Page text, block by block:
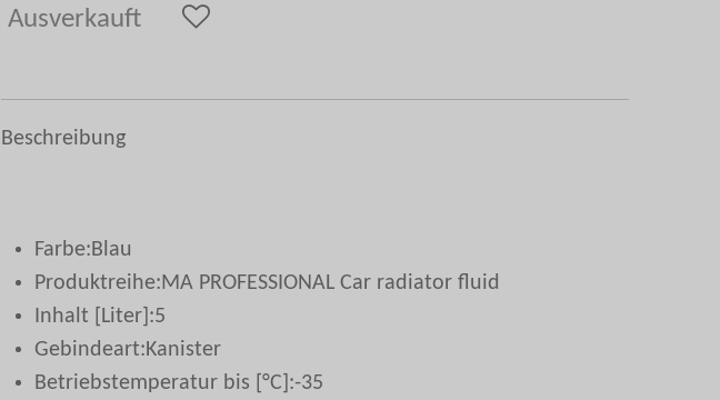
Ausverkauft
Beschreibung
Farbe:Blau
Produktreihe:MA PROFESSIONAL Car radiator fluid
Inhalt [Liter]:5
Gebindeart:Kanister
Betriebstemperatur bis [°C]:-35